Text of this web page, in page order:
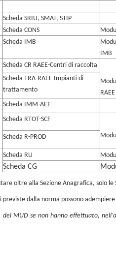
Scheda SRIU, SMAT, STIP
Scheda CONS
Scheda IMB
IMB
Scheda CR RAEE-Centri di raccolta
RAEE
Scheda TRA-RAEE Impianti di
trattamento
Scheda IMM-AEE
Scheda RTOT-SCF
Scheda R-PROD
Scheda RU
Scheda CG
oltre alla Sezione Anagrafica, solo
dalla norma possono
MUD se non hanno effettuato,